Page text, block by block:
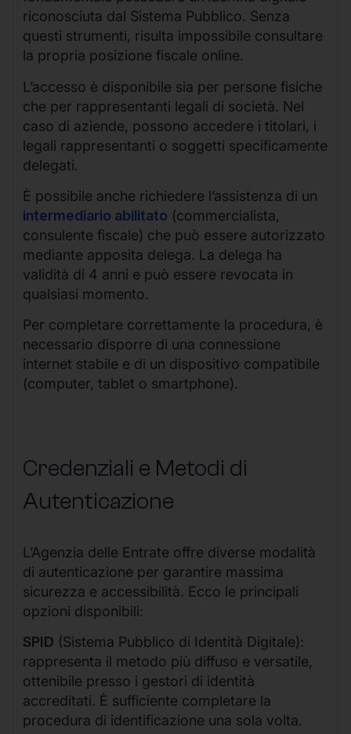
riconosciuta dal Sistema Pubblico. Senza
questi strumenti, risulta impossibile consultare
la propria posizione fiscale online.
L’accesso è disponibile sia per persone fisiche
che per rappresentanti legali di società. Nel
caso di aziende, possono accedere i titolari, i
legali rappresentanti o soggetti specificamente
delegati.
È possibile anche richiedere l’assistenza di un
intermediario abilitato (commercialista,
consulente fiscale) che può essere autorizzato
mediante apposita delega. La delega ha
validità di 4 anni e può essere revocata in
qualsiasi momento.
Per completare correttamente la procedura, è
necessario disporre di una connessione
internet stabile e di un dispositivo compatibile
(computer, tablet o smartphone).
Credenziali e Metodi di
Autenticazione
L’Agenzia delle Entrate offre diverse modalità
di autenticazione per garantire massima
sicurezza e accessibilità. Ecco le principali
opzioni disponibili:
SPID (Sistema Pubblico di Identità Digitale):
rappresenta il metodo più diffuso e versatile,
ottenibile presso i gestori di identità
accreditati. È sufficiente completare la
procedura di identificazione una sola volta.